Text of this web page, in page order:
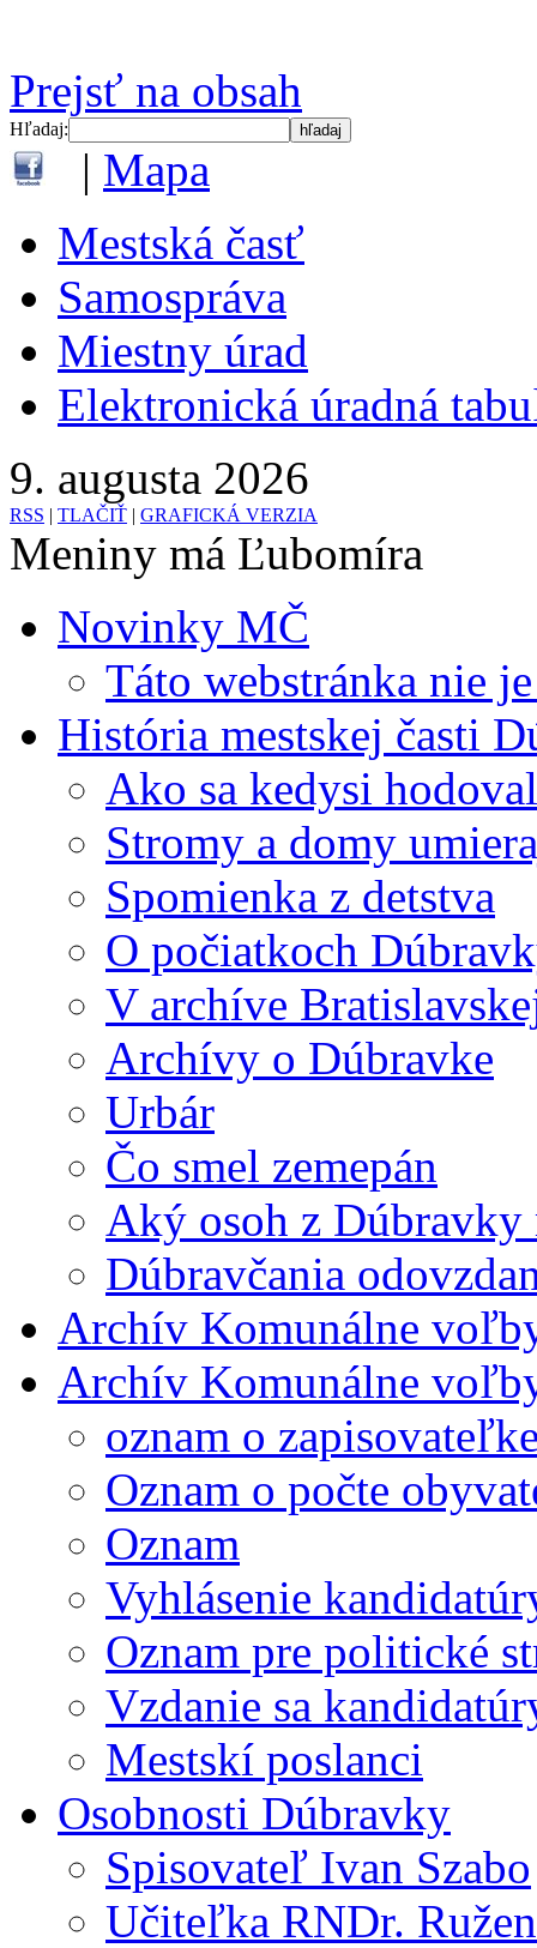
Prejsť na obsah
Hľadaj:
| Mapa
Mestská časť
Samospráva
Miestny úrad
Elektronická úradná
9. augusta 2026
RSS | TLAČIŤ | GRAFICKÁ VERZIA
Meniny má Ľubomíra
Novinky MČ
Táto webstránka nie
História mestskej časti
Ako sa kedysi
Stromy a domy
Spomienka z detstva
O počiatkoch
V archíve
Archívy o Dúbravke
Urbár
Čo smel zemepán
Aký osoh z
Dúbravčania
Archív Komunálne
Archív Komunálne
oznam o
Oznam o počte
Oznam
Vyhlásenie
Oznam pre politické
Vzdanie sa
Mestskí poslanci
Osobnosti Dúbravky
Spisovateľ Ivan Szabo
Učiteľka RNDr.